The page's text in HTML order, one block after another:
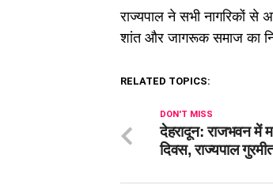
राज्यपाल ने सभी नागरिकों
शांत और जागरूक समाज का
RELATED TOPICS:
DON'T MISS
देहरादून: राजभवन में
दिवस, राज्यपाल